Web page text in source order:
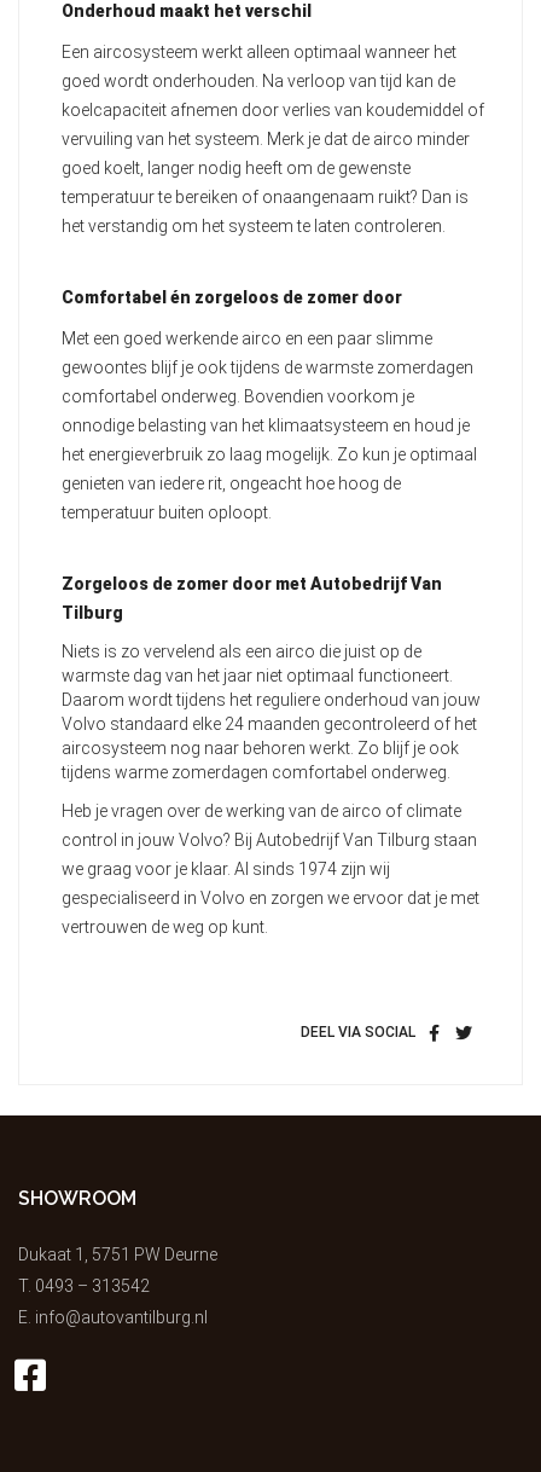
Onderhoud maakt het verschil
Een aircosysteem werkt alleen optimaal wanneer het
goed wordt onderhouden. Na verloop van tijd kan de
koelcapaciteit afnemen door verlies van koudemiddel of
vervuiling van het systeem. Merk je dat de airco minder
goed koelt, langer nodig heeft om de gewenste
temperatuur te bereiken of onaangenaam ruikt? Dan is
het verstandig om het systeem te laten controleren.
Comfortabel én zorgeloos de zomer door
Met een goed werkende airco en een paar slimme
gewoontes blijf je ook tijdens de warmste zomerdagen
comfortabel onderweg. Bovendien voorkom je
onnodige belasting van het klimaatsysteem en houd je
het energieverbruik zo laag mogelijk. Zo kun je optimaal
genieten van iedere rit, ongeacht hoe hoog de
temperatuur buiten oploopt.
Zorgeloos de zomer door met Autobedrijf Van
Tilburg
Niets is zo vervelend als een airco die juist op de
warmste dag van het jaar niet optimaal functioneert.
Daarom wordt tijdens het reguliere onderhoud van jouw
Volvo standaard elke 24 maanden gecontroleerd of het
aircosysteem nog naar behoren werkt. Zo blijf je ook
tijdens warme zomerdagen comfortabel onderweg.
Heb je vragen over de werking van de airco of climate
control in jouw Volvo? Bij Autobedrijf Van Tilburg staan
we graag voor je klaar. Al sinds 1974 zijn wij
gespecialiseerd in Volvo en zorgen we ervoor dat je met
vertrouwen de weg op kunt.
DEEL VIA SOCIAL
SHOWROOM
Dukaat 1, 5751 PW Deurne
T. 0493 – 313542
E. info@autovantilburg.nl